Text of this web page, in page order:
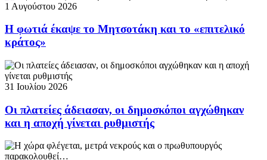
1 Αυγούστου 2026
Η φωτιά έκαψε το Μητσοτάκη και το «επιτελικό
κράτος»
31 Ιουλίου 2026
Οι πλατείες άδειασαν, οι δημοσκόποι αγχώθηκαν
και η αποχή γίνεται ρυθμιστής